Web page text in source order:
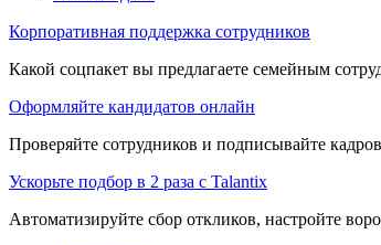
Корпоративная поддержка сотрудников
Какой соцпакет вы предлагаете семейным
Оформляйте кандидатов онлайн
Проверяйте сотрудников и подписывайте
Ускорьте подбор в 2 раза с Talantix
Автоматизируйте сбор откликов, настройте